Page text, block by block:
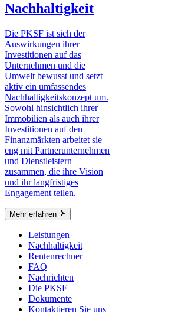
Nachhaltigkeit
Die PKSF ist sich der
Auswirkungen ihrer
Investitionen auf das
Unternehmen und die
Umwelt bewusst und setzt
aktiv ein umfassendes
Nachhaltigkeitskonzept um.
Sowohl hinsichtlich ihrer
Immobilien als auch ihrer
Investitionen auf den
Finanzmärkten arbeitet sie
eng mit Partnerunternehmen
und Dienstleistern
zusammen, die ihre Vision
und ihr langfristiges
Engagement teilen.
Mehr erfahren
Leistungen
Nachhaltigkeit
Rentenrechner
FAQ
Nachrichten
Die PKSF
Dokumente
Kontaktieren Sie uns